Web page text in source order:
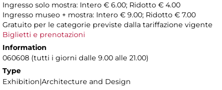
Ingresso solo mostra: Intero € 6.00; Ridotto € 4.00
Ingresso museo + mostra: Intero € 9.00; Ridotto € 7.00
Gratuito per le categorie previste dalla tariffazione vigente
Biglietti e prenotazioni
Information
060608 (tutti i giorni dalle 9.00 alle 21.00)
Type
Exhibition|Architecture and Design